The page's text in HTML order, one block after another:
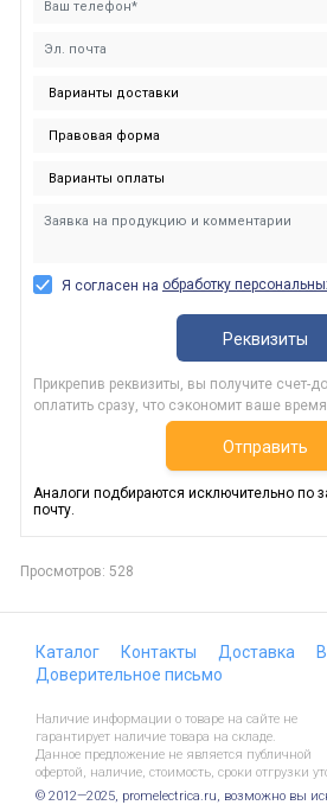
Я согласен на обработку
Реквизиты
Прикрепив реквизиты, вы получите счет-
оплатить сразу, что сэкономит ваше время.
Отправить
Аналоги подбираются исключительно по
почту.
Просмотров: 528
Каталог Контакты Доставка
Доверительное письмо
Наличие информации о товаре на сайте не
гарантирует наличие товара на складе.
Данное предложение не является публичной
офертой, наличие, стоимость, сроки отгрузки
© 2012—2025, promelectrica.ru, возможно вы